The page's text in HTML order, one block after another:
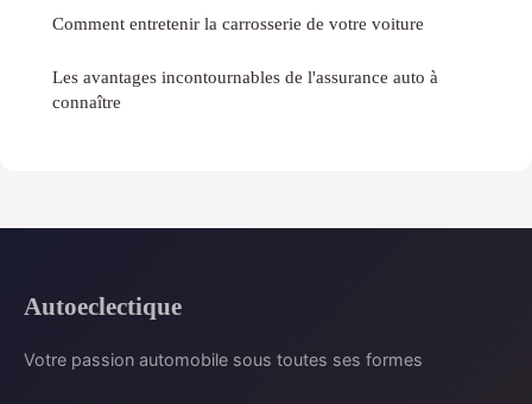
Comment entretenir la carrosserie de votre voiture
Les avantages incontournables de l'assurance auto à
connaître
Autoeclectique
Votre passion automobile sous toutes ses formes